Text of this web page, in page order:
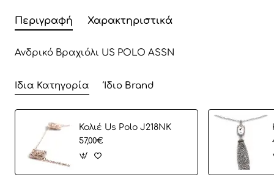
Περιγραφή Χαρακτηριστικά
Ανδρικό Βραχιόλι US POLO ASSN
Ίδια Κατηγορία Ίδιο Brand
Koλιέ Us Polo J218NK
57,00€